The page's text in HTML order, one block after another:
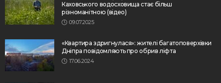
Каховського водосховища стає більш
різноманітною (відео)
09.07.2025
«Квартира здригнулася»: жителі багатоповерхівки
Дніпра повідомляють про обрив ліфта
17.06.2024